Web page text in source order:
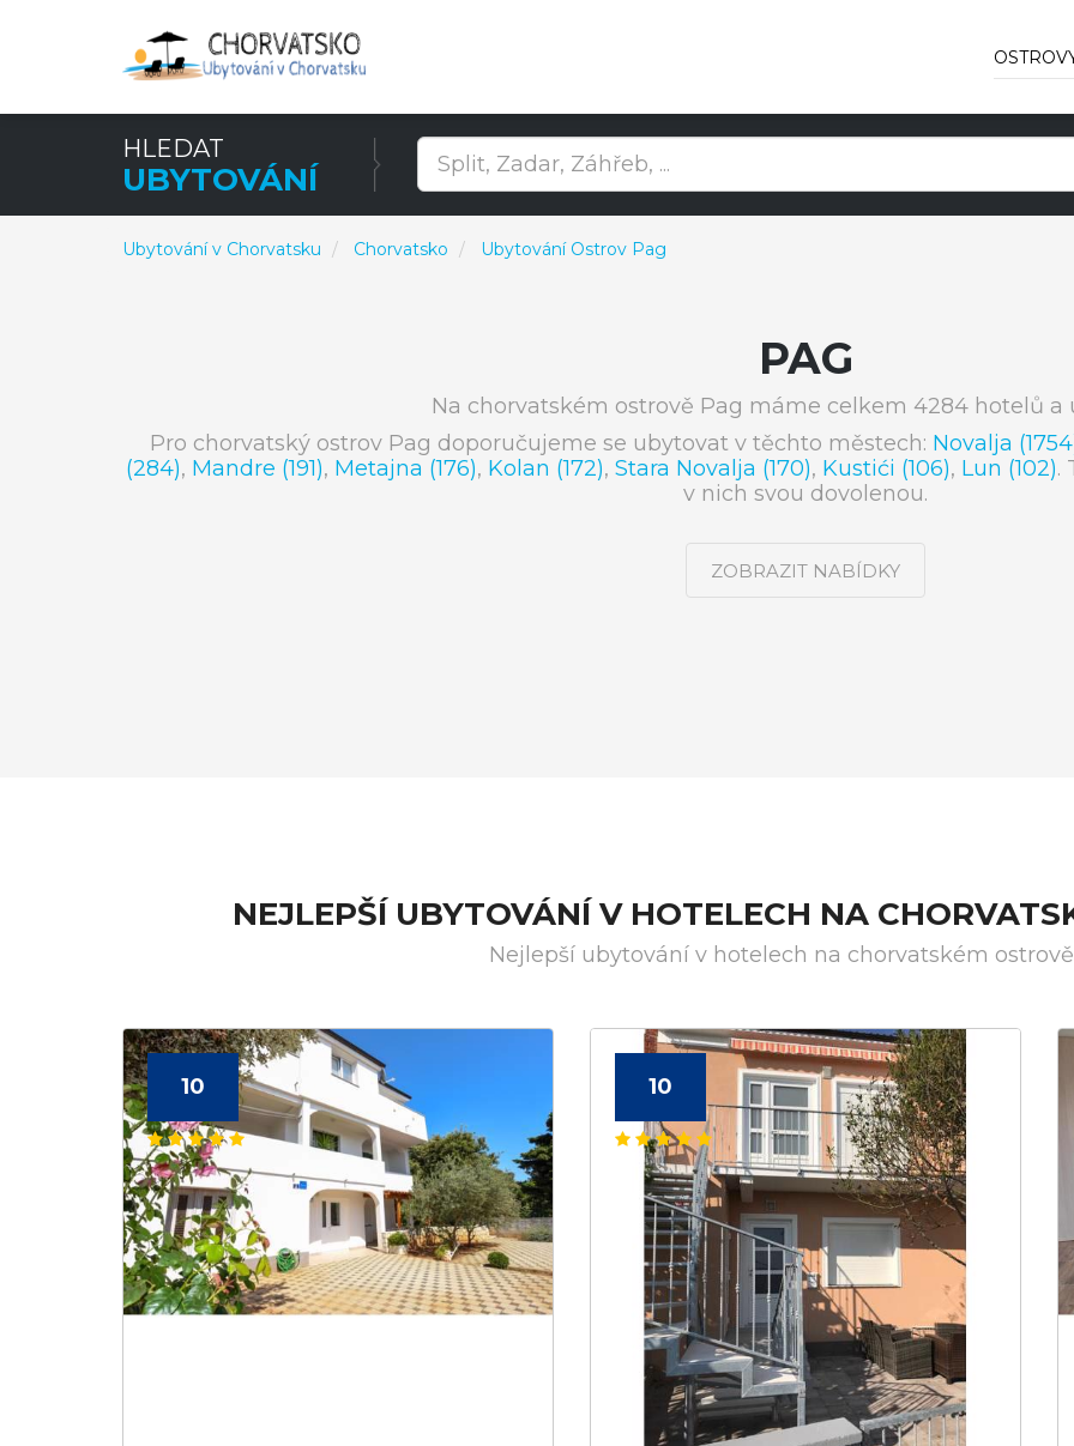
HLEDAT
UBYTOVÁNÍ
Ubytování v Chorvatsku Chorvatsko Ubytování Ostrov Pag
PAG
Na chorvatském ostrově Pag máme celkem 4284 hotelů a
Pro chorvatský ostrov Pag doporučujeme se ubytovat v těchto městech: Novalja
(284), Mandre (191), Metajna (176), Kolan (172), Stara Novalja (170), Kustići (106), Lun (102).
v nich svou dovolenou.
ZOBRAZIT NABÍDKY
NEJLEPŠÍ UBYTOVÁNÍ V HOTELECH NA
Nejlepší ubytování v hotelech na chorvatském
10 10